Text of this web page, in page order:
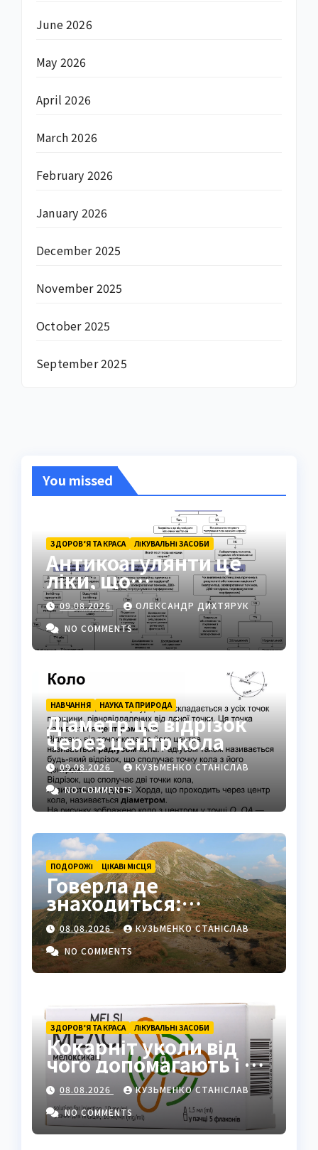
June 2026
May 2026
April 2026
March 2026
February 2026
January 2026
December 2025
November 2025
October 2025
September 2025
You missed
ЗДОРОВ’Я ТА КРАСА ЛІКУВАЛЬНІ ЗАСОБИ
Антикоагулянти це
ліки, що
контролюють
згортання крові
09.08.2026
ОЛЕКСАНДР ДИХТЯРУК
NO COMMENTS
НАВЧАННЯ НАУКА ТА ПРИРОДА
Діаметр це відрізок
через центр кола
09.08.2026
КУЗЬМЕНКО СТАНІСЛАВ
NO COMMENTS
ПОДОРОЖІ ЦІКАВІ МІСЦЯ
Говерла де
знаходиться:
найвища вершина
України в серці
Карпат
08.08.2026
КУЗЬМЕНКО СТАНІСЛАВ
NO COMMENTS
ЗДОРОВ’Я ТА КРАСА ЛІКУВАЛЬНІ ЗАСОБИ
Кокарніт уколи від
чого допомагають і як
працюють
08.08.2026
КУЗЬМЕНКО СТАНІСЛАВ
NO COMMENTS